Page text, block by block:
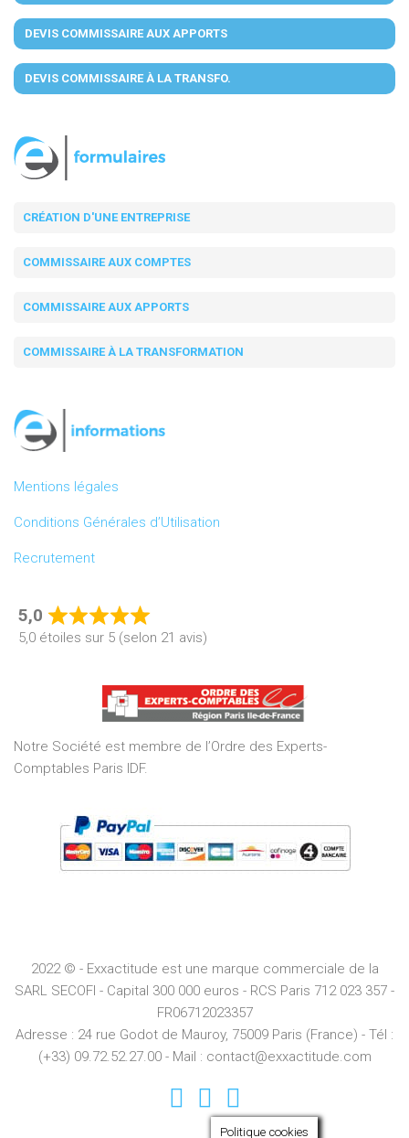
DEVIS COMMISSAIRE AUX APPORTS
DEVIS COMMISSAIRE À LA TRANSFO.
CRÉATION D'UNE ENTREPRISE
COMMISSAIRE AUX COMPTES
COMMISSAIRE AUX APPORTS
COMMISSAIRE À LA TRANSFORMATION
Mentions légales
Conditions Générales d’Utilisation
Recrutement
5,0
Rated
5,0
of
5
5,0 étoiles sur 5 (selon 21 avis)
Notre Société est membre de l’Ordre des Experts-
Comptables Paris IDF.
2022 © - Exxactitude est une marque commerciale de la
SARL SECOFI - Capital 300 000 euros - RCS Paris 712 023 357 -
FR06712023357
Adresse : 24 rue Godot de Mauroy, 75009 Paris (France) - Tél :
(+33) 09.72.52.27.00 - Mail : contact@exxactitude.com
Politique cookies